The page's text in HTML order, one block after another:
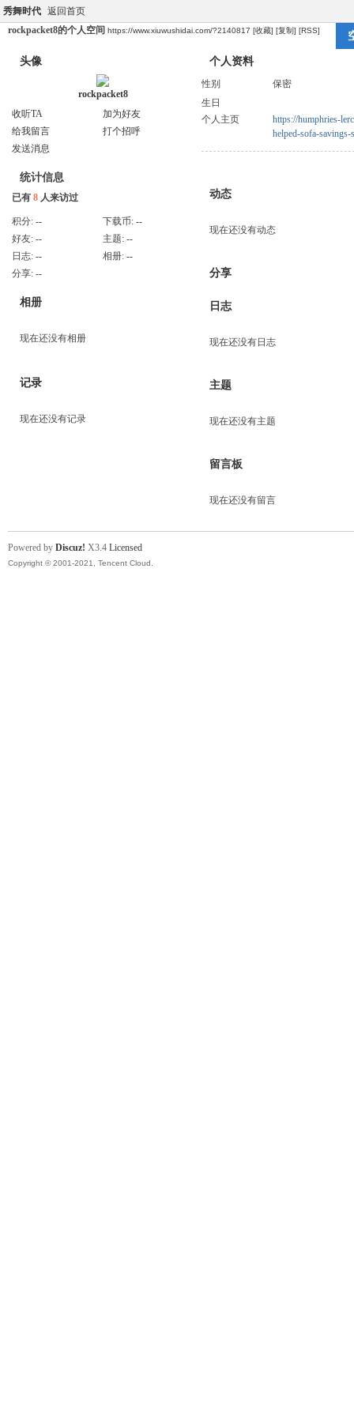
秀舞时代 返回首页
rockpacket8的个人空间 https://www.xiuwushidai.com/?2140817 [收藏] [复制] [RSS]
头像
rockpacket8
收听TA
加为好友
给我留言
打个招呼
发送消息
统计信息
已有 8 人来访过
积分: -- 下载币: --
好友: -- 主题: --
日志: -- 相册: --
分享: --
相册
现在还没有相册
记录
现在还没有记录
个人资料
性别
保密
生日
个人主页
https://humphries-
helped-sofa-savings-
动态
现在还没有动态
分享
日志
现在还没有日志
主题
现在还没有主题
留言板
现在还没有留言
Powered by Discuz! X3.4 Licensed
Copyright © 2001-2021, Tencent Cloud.